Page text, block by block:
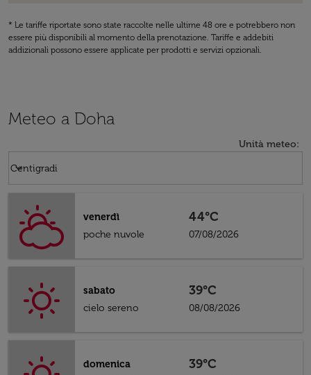
* Le tariffe riportate sono state raccolte nelle ultime 48 ore e potrebbero non
essere più disponibili al momento della prenotazione. Tariffe e addebiti
addizionali possono essere applicate per prodotti e servizi opzionali.
Meteo a Doha
Unità meteo:
Centigradi
keyboard_arrow_down
venerdì
poche nuvole
44°C
07/08/2026
sabato
cielo sereno
39°C
08/08/2026
domenica
39°C